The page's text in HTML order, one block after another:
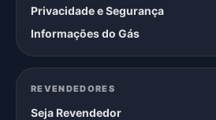
Privacidade e Segurança
Informações do Gás
REVENDEDORES
Seja Revendedor